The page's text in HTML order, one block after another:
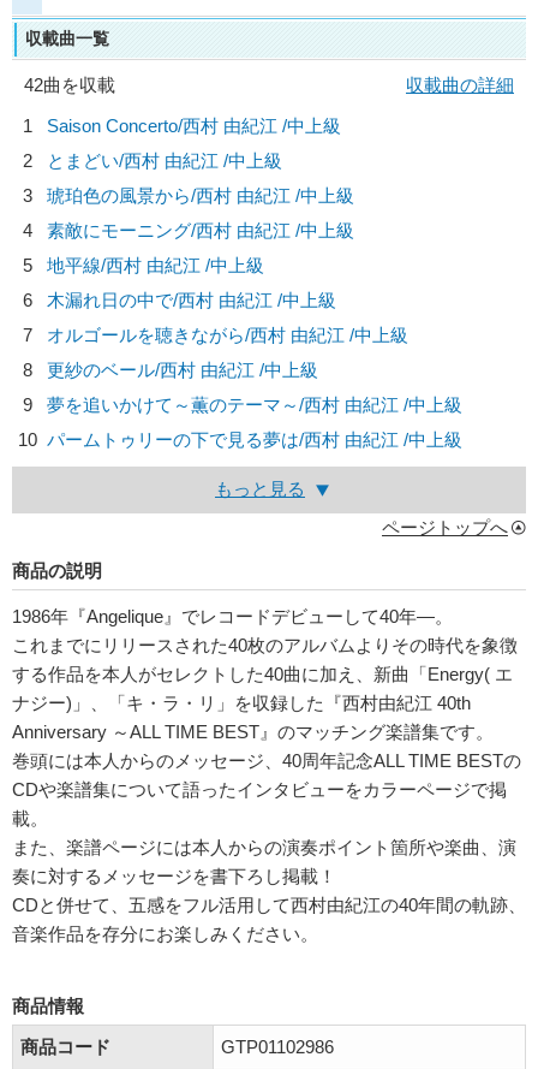
収載曲一覧
42曲を収載
収載曲の詳細
1
Saison Concerto/西村 由紀江 /中上級
2
とまどい/西村 由紀江 /中上級
3
琥珀色の風景から/西村 由紀江 /中上級
4
素敵にモーニング/西村 由紀江 /中上級
5
地平線/西村 由紀江 /中上級
6
木漏れ日の中で/西村 由紀江 /中上級
7
オルゴールを聴きながら/西村 由紀江 /中上級
8
更紗のベール/西村 由紀江 /中上級
9
夢を追いかけて～薫のテーマ～/西村 由紀江 /中上級
10 パームトゥリーの下で見る夢は/西村 由紀江 /中上級
もっと見る
ページトップへ
商品の説明
1986年『Angelique』でレコードデビューして40年―。
これまでにリリースされた40枚のアルバムよりその時代を象徴
する作品を本人がセレクトした40曲に加え、新曲「Energy( エ
ナジー)」、「キ・ラ・リ」を収録した『西村由紀江 40th
Anniversary ～ALL TIME BEST』のマッチング楽譜集です。
巻頭には本人からのメッセージ、40周年記念ALL TIME BESTの
CDや楽譜集について語ったインタビューをカラーページで掲
載。
また、楽譜ページには本人からの演奏ポイント箇所や楽曲、演
奏に対するメッセージを書下ろし掲載！
CDと併せて、五感をフル活用して西村由紀江の40年間の軌跡、
音楽作品を存分にお楽しみください。
商品情報
商品コード
GTP01102986